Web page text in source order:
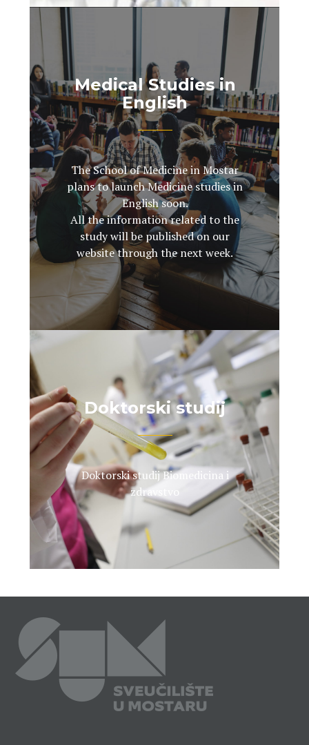
Medical Studies in
English
The School of Medicine in Mostar
plans to launch Medicine studies in
English soon.
All the information related to the
study will be published on our
website through the next week.
Doktorski studij
Doktorski studij Biomedicina i
zdravstvo